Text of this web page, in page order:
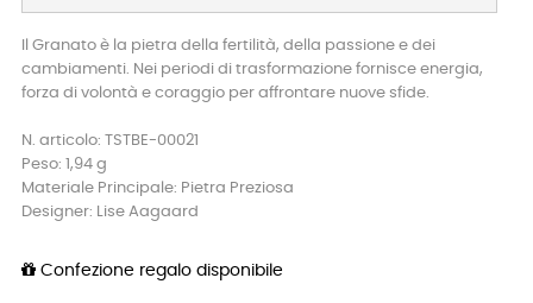
Il Granato è la pietra della fertilità, della passione e dei
cambiamenti. Nei periodi di trasformazione fornisce energia,
forza di volontà e coraggio per affrontare nuove sfide.
N. articolo: TSTBE-00021
Peso: 1,94 g
Materiale Principale: Pietra Preziosa
Designer: Lise Aagaard
Confezione regalo disponibile